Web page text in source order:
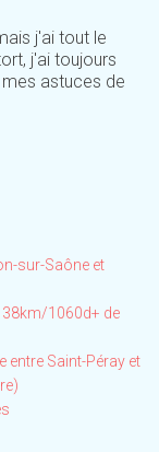
j'ai tout le
j'ai toujours
astuces de
sur-Saône et
1060d+ de
entre Saint-Péray et